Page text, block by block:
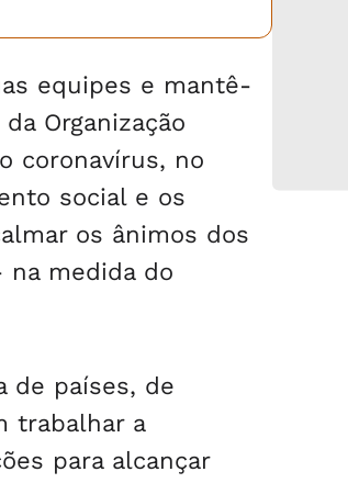
equipes e mantê-
Organização
coronavírus, no
social e os
os ânimos dos
medida do
de países, de
trabalhar a
para alcançar